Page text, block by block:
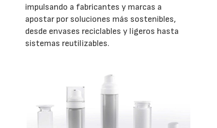
impulsando a fabricantes y marcas a
apostar por soluciones más sostenibles,
desde envases reciclables y ligeros hasta
sistemas reutilizables.